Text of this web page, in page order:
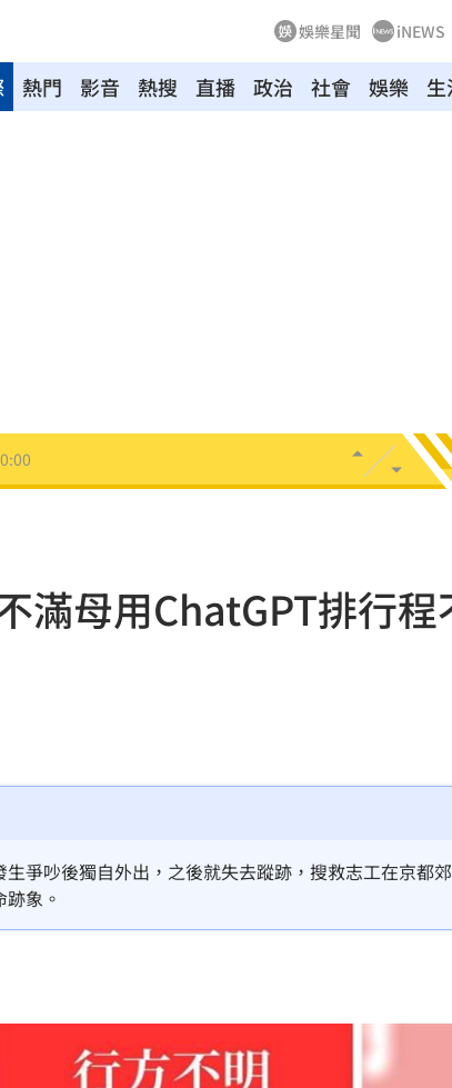
娛樂星聞 iNEWS
熱門 影音 熱搜 直播 政治 社會 娛樂
關注
夫互動 23:40
衛隊
降溫
足壇
遺體
則」 23:27
職場 23:21
內趕人 23:16
滿母用ChatGPT排行
爭吵後獨自外出，之後就失去蹤跡，搜救志工在京都
象。